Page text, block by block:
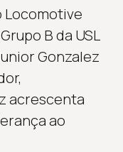
Locomotive
B da USL
Gonzalez
acrescenta
ao